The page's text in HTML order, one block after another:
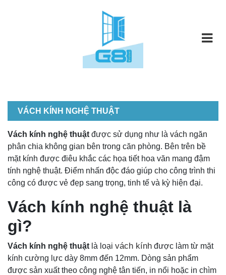
VÁCH KÍNH NGHỆ THUẬT
Vách kính nghệ thuật được sử dụng như là vách ngăn
phân chia không gian bên trong căn phòng. Bên trên bề
mặt kính được điêu khắc các họa tiết hoa văn mang đậm
tính nghệ thuật. Điểm nhấn độc đáo giúp cho công trình thi
công có được vẻ đẹp sang trọng, tinh tế và kỳ hiện đại.
Vách kính nghệ thuật là
gì?
Vách kính nghệ thuật là loại vách kính được làm từ mặt
kính cường lực dày 8mm đến 12mm. Dòng sản phẩm
được sản xuất theo công nghệ tân tiến, in nổi hoặc in chìm